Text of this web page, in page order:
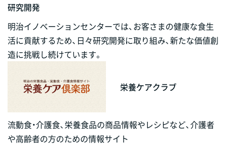
研究開発
明治イノベーションセンターでは、お客さまの健康な食生
活に貢献するため、日々研究開発に取り組み、新たな価値創
造に挑戦し続けています。
栄養ケアクラブ
流動食・介護食、栄養食品の商品情報やレシピなど、介護者
や高齢者の方のための情報サイト